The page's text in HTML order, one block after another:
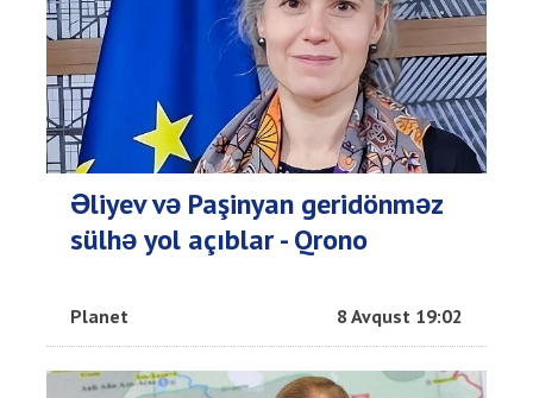
Əliyev və Paşinyan geridönməz
sülhə yol açıblar - Qrono
Planet 8 Avqust 19:02